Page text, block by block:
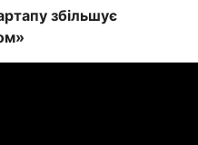
збільшує